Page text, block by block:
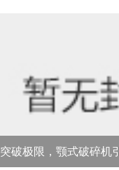
突破极限，颚式破碎机